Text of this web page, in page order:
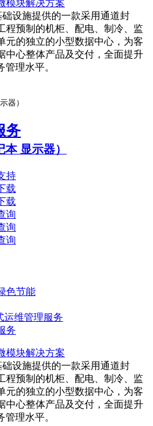
模块解决方案
设施提供的一款采用通道封
程预制的机柜、配电、制冷、监
元的独立的小型数据中心，为客
中心整体产品及交付，全面提升
管理水平。
器）
务
本 显示器）
持
载
载
询
询
询
色节能
运维管理服务
务
模块解决方案
设施提供的一款采用通道封
程预制的机柜、配电、制冷、监
元的独立的小型数据中心，为客
中心整体产品及交付，全面提升
管理水平。